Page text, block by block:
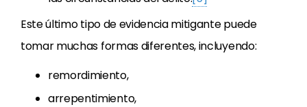
Este último tipo de evidencia mitigante puede
tomar muchas formas diferentes, incluyendo:
remordimiento,
arrepentimiento,